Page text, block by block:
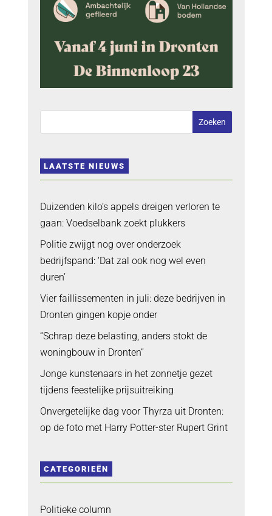
LAATSTE NIEUWS
Duizenden kilo’s appels dreigen verloren te
gaan: Voedselbank zoekt plukkers
Politie zwijgt nog over onderzoek
bedrijfspand: ‘Dat zal ook nog wel even
duren’
Vier faillissementen in juli: deze bedrijven in
Dronten gingen kopje onder
“Schrap deze belasting, anders stokt de
woningbouw in Dronten”
Jonge kunstenaars in het zonnetje gezet
tijdens feestelijke prijsuitreiking
Onvergetelijke dag voor Thyrza uit Dronten:
op de foto met Harry Potter-ster Rupert Grint
CATEGORIEËN
Politieke column